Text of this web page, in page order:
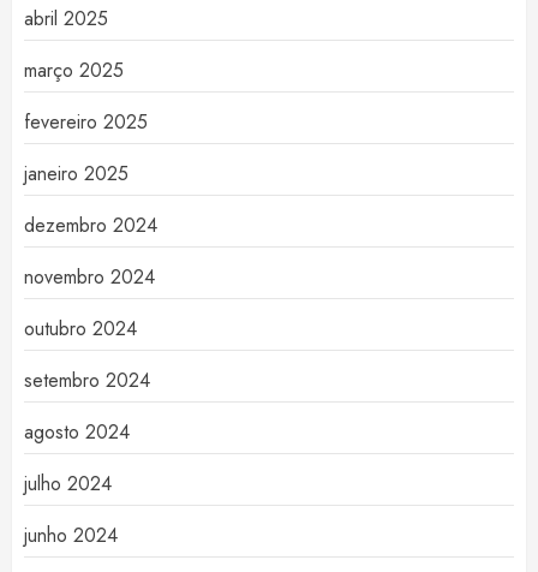
abril 2025
março 2025
fevereiro 2025
janeiro 2025
dezembro 2024
novembro 2024
outubro 2024
setembro 2024
agosto 2024
julho 2024
junho 2024